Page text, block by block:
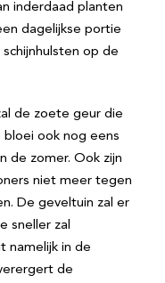
inderdaad planten
dagelijkse portie
op de
de zoete geur die
ook nog eens
de zomer. Ook zijn
niet meer tegen
De geveltuin zal er
sneller zal
namelijk in de
de